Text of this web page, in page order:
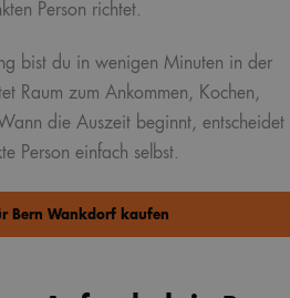
Person richtet.
bist du in wenigen Minuten in der
Raum zum Ankommen, Kochen,
die Auszeit beginnt, entscheidet
Person einfach selbst.
Bern Wankdorf kaufen